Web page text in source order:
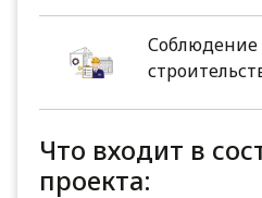
Соблюдение
Что входит в
проекта: